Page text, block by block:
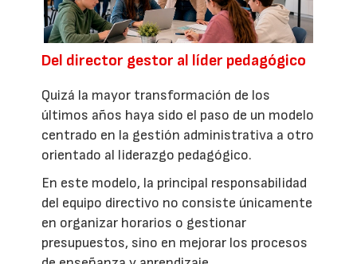
Del director gestor al líder pedagógico
Quizá la mayor transformación de los
últimos años haya sido el paso de un modelo
centrado en la gestión administrativa a otro
orientado al liderazgo pedagógico.
En este modelo, la principal responsabilidad
del equipo directivo no consiste únicamente
en organizar horarios o gestionar
presupuestos, sino en mejorar los procesos